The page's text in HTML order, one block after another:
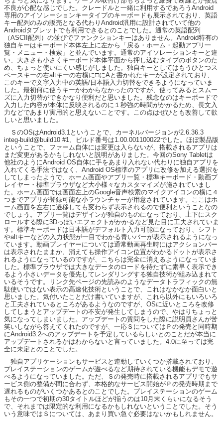
不良が心配な感じでした。クレードルと一緒に利用するであろうAndroid
専用のアイソレーションキータイプのキーボードも展示されており、英語
キー配列のみの販売となる代わりAndroid汎用に設計されていて他の
Androidタブレットでも利用できるとのことでした。通常の英語配列
（ASCII配列）の並びでファンクションキーはありません。Android特有の
独自キーはキーボード本体左上に左から「戻る・ホーム・起動アプリ一
覧・メニュー・検索」と並んでいます。通常のアイソレーションキーと違
い、大きさも小さくキーボード本体平面から押し込むタイプのボタンのた
め、ちょっと使いにくい感じがしました。独自キーとしてはもうひとつス
ペースキーの右altキーの右横に□にAと書かれたキーが設定されており、
このキーで文字入力中の英語/日本語入力切替をできるようになっていま
した。最初何に使うキーかわからなかったのですが、使ってみるとスムー
ズに入力切替ができかなり便利だと思いました。残念なのはキーボードで
入力した内容が本体に反映されるのに１秒強の時間がかかるため、長文入
力などであまり実用的と思えないことです。この点はぜひとも改善して欲
しいと思いました。
ＳのOSはAndroid3.1ということで、カーネルバージョンが2.6.36.3
integ-build@build10 #1、ビルド番号は1.00.001100022でした。ほぼ製品版
ということで、ファーム自体には変更は入らないが、搭載されるアプリは
まだ変更があるかもしれないと説明がありました。今回のSony Tabletは
他社のようにAndroid OS自体に手をあまり入れない代わりに独自アプリを
入れてくる手法ではなく、Android OS標準のアプリに改修を加える選択を
してしまったようで、ホーム画面やアプリ一覧・標準キーボード・動画プ
レイヤー・標準ブラウザなど大小様々なカスタマイズが施されていまし
た。ホーム画面では画面左上のGoogle音声検索のマイクアイコンの横に４
つまでアプリが登録可能な小ラウンチャーが用意されています。ここはホ
ーム画面を左右に遷移しても変わらず表示されるので便利ということなの
でしょう。アプリ一覧はデザインが独自のものになっており、上下にスク
ロールする際に3Dっぽいエフェクトがかかるなど見た目に工夫されていま
す。標準キーボードは日本語がデフォルト入力可能になっており、シフト
やaltキーなどの入力状態が一目でわかる青いバーが表示されるようになっ
ています。動画プレイヤーについては通常動画再生時にはアクションバー
は表示されたままか、消えても操作アイコン位置がわかるドットが表示さ
れるようになっているのですが、こちらは完全に消えるようになっていま
した。標準ブラウザでは大きなデータのロードを待たずに素早く表示でき
るよう小さいデータを優先してレンダリングする独自技術が組み込まれて
いるそうです。リンク先ページの先読みのようなデータトラフィックの無
駄使いではない表示の高速化技術ということで、これはなかなか面白いと
思いました。気付いたことだけ書いていますが、これら以外にもいろいろ
と工夫されているところがあるようなのですが、OSに近いところを改修
してしまうとアップデートの不安が発生してしまうので、やはりちょっと
気になってしまいました。アップデートの質問をした際に説明員さんが苦
笑いしながら答えてくれたのですが、一応ＳについてはＰの発売と同時期
にAndroid3.2へのアップデートを予定しているらしいとのことだが本当に
アップデートされるかはわからないと言っていました。4.0に至っては完
全に未定とのことでした。
独自アプリケーションもサービスと連動していくつか搭載されており、
プレイステーションのゲームが遊べるなど期待されている機能もデモで遊
べるようになっていました。ただ、Ｓの発売時に搭載されるアプリでもサ
ービス側の整備が間に合わず、本格的なサービス開始がＰの発売時期まで
遅れるものがいくつかあるとのことでした。プレイステーションのゲーム
もその一つで初期の30タイトルほどが揃うのは10月末くらいになるそう
で、それまでは限定的な利用になるかもしれないということでした。そう
いう意味ではＳについては、あまり買い急ぐ必要はないかもしれません。